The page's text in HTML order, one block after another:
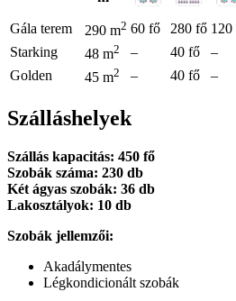
Gála terem 290 m2 60 fő 280 fő 120
Starking
48 m2 – 40 fő –
Golden
45 m2 – 40 fő –
Szálláshelyek
Szállás kapacitás: 450 fő
Szobák száma: 230 db
Két ágyas szobák: 36 db
Lakosztályok: 10 db
Szobák jellemzői:
Akadálymentes
Légkondicionált szobák